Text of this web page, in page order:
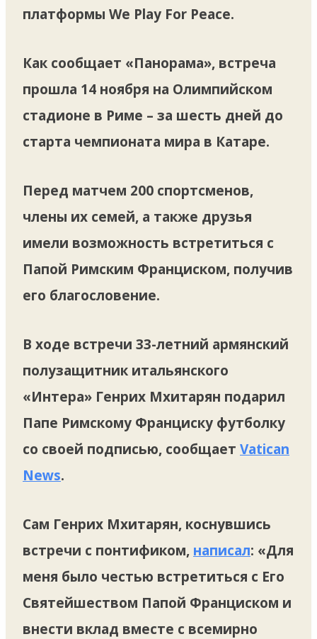
платформы We Play For Peace.
Как сообщает «Панорама», встреча
прошла 14 ноября на Олимпийском
стадионе в Риме – за шесть дней до
старта чемпионата мира в Катаре.
Перед матчем 200 спортсменов,
члены их семей, а также друзья
имели возможность встретиться с
Папой Римским Франциском, получив
его благословение.
В ходе встречи 33-летний армянский
полузащитник итальянского
«Интера» Генрих Мхитарян подарил
Папе Римскому Франциску футболку
со своей подписью, сообщает Vatican
News.
Сам Генрих Мхитарян, коснувшись
встречи с понтификом, написал: «Для
меня было честью встретиться с Его
Святейшеством Папой Франциском и
внести вклад вместе с всемирно